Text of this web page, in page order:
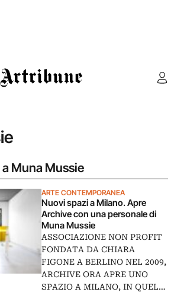
Artribune
Muna Mussie
ARTE CONTEMPORANEA
Nuovi spazi a Milano. Apre
Archive con una personale di
Muna Mussie
ASSOCIAZIONE NON PROFIT
FONDATA DA CHIARA
FIGONE A BERLINO NEL 2009,
ARCHIVE ORA APRE UNO
SPAZIO A MILANO, IN QUEL…